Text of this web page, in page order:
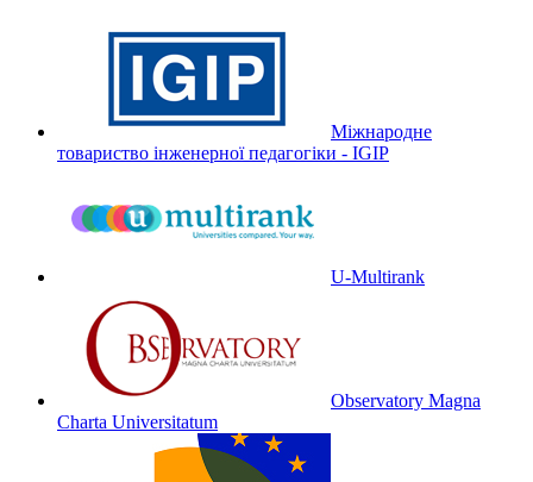
Міжнародне
товариство інженерної педагогіки - IGIP
U-Multirank
Observatory Magna
Charta Universitatum